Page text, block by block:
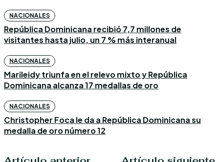
NACIONALES
República Dominicana recibió 7,7 millones de
visitantes hasta julio, un 7 % más interanual
NACIONALES
Marileidy triunfa en el relevo mixto y República
Dominicana alcanza 17 medallas de oro
NACIONALES
Christopher Foca le da a República Dominicana su
medalla de oro número 12